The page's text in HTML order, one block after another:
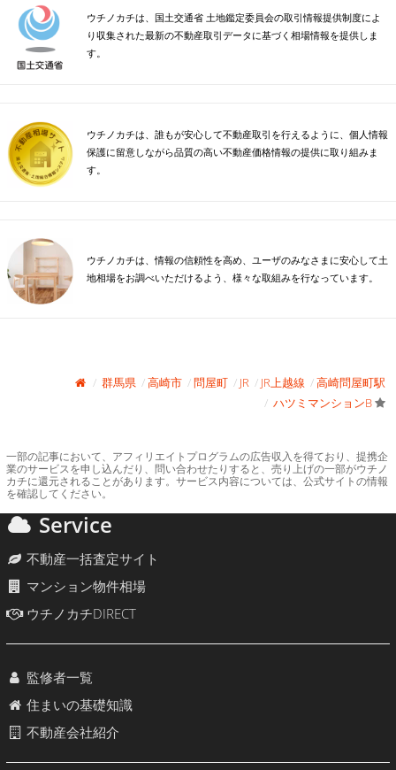
ウチノカチは、国土交通省 土地鑑定委員会の取引情報提供制度によ
り収集された最新の不動産取引データに基づく相場情報を提供しま
す。
ウチノカチは、誰もが安心して不動産取引を行えるように、個人情報
保護に留意しながら品質の高い不動産価格情報の提供に取り組みま
す。
ウチノカチは、情報の信頼性を高め、ユーザのみなさまに安心して土
地相場をお調べいただけるよう、様々な取組みを行なっています。
群馬県 高崎市 問屋町 JR JR上越線
高崎問屋町駅
ハツミマンションB
一部の記事において、アフィリエイトプログラムの広告収入を得ており、提携企
業のサービスを申し込んだり、問い合わせたりすると、売り上げの一部がウチノ
カチに還元されることがあります。サービス内容については、公式サイトの情報
を確認してください。
Service
不動産一括査定サイト
マンション物件相場
ウチノカチDIRECT
監修者一覧
住まいの基礎知識
不動産会社紹介